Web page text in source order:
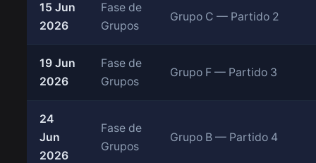
15 Jun
2026
Fase de
Grupos
Grupo C — Partido 2
19 Jun
2026
Fase de
Grupos
Grupo F — Partido 3
24
Jun
2026
Fase de
Grupos
Grupo B — Partido 4